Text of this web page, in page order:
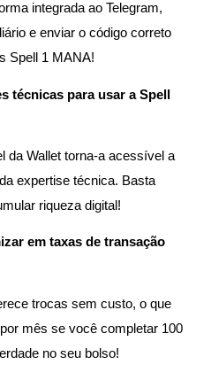
passiva
integrada ao Telegram,
e enviar o código correto
Spell 1 MANA!
técnicas para usar a Spell
da Wallet torna-a acessível a
expertise técnica. Basta
riqueza digital!
em taxas de transação
trocas sem custo, o que
mês se você completar 100
no seu bolso!